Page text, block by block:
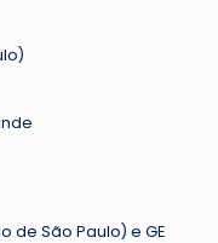
de São Paulo) e GE